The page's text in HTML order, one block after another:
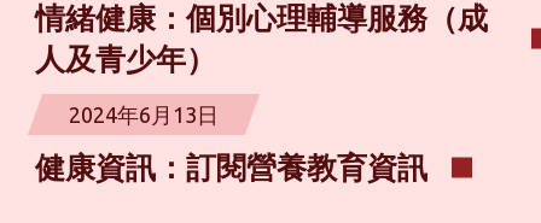
情緒健康：個別心理輔導服務（成
人及青少年）
2024年6月13日
健康資訊：訂閱營養教育資訊